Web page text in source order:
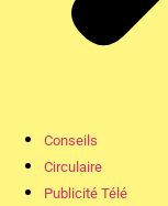
Conseils
Circulaire
Publicité Télé